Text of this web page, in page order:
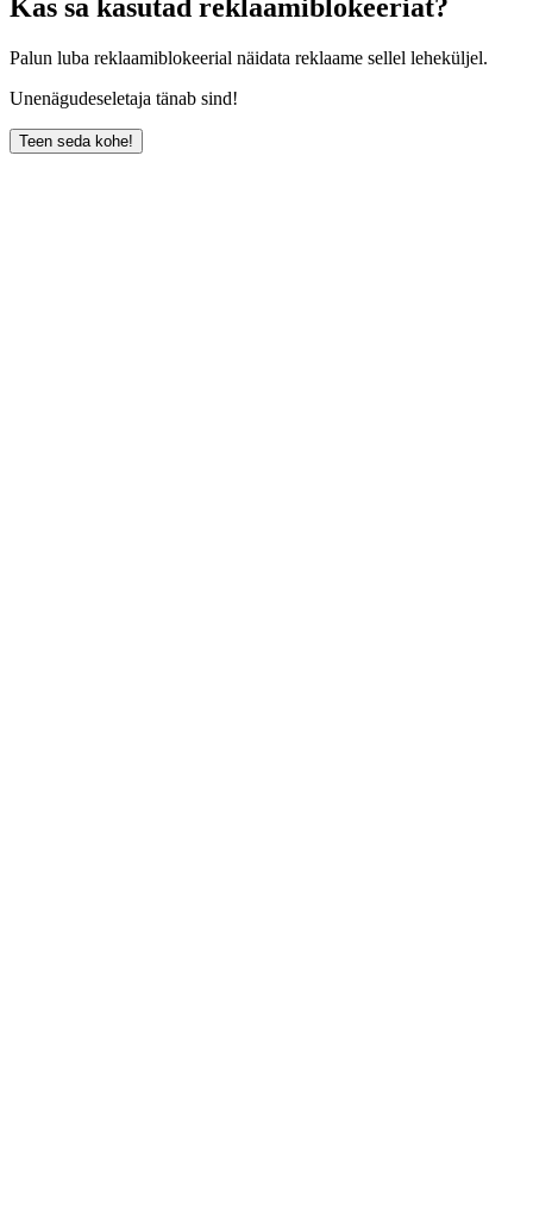
Kas sa kasutad reklaamiblokeeriat?
Palun luba reklaamiblokeerial näidata reklaame sellel leheküljel.
Unenägudeseletaja tänab sind!
Teen seda kohe!